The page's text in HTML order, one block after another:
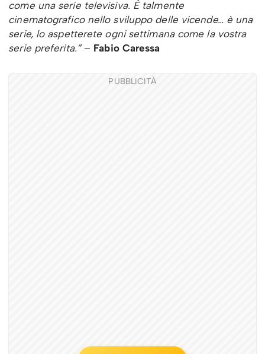
come una serie televisiva. È talmente
cinematografico nello sviluppo delle vicende… è una
serie, lo aspetterete ogni settimana come la vostra
serie preferita.”– Fabio Caressa
PUBBLICITÀ